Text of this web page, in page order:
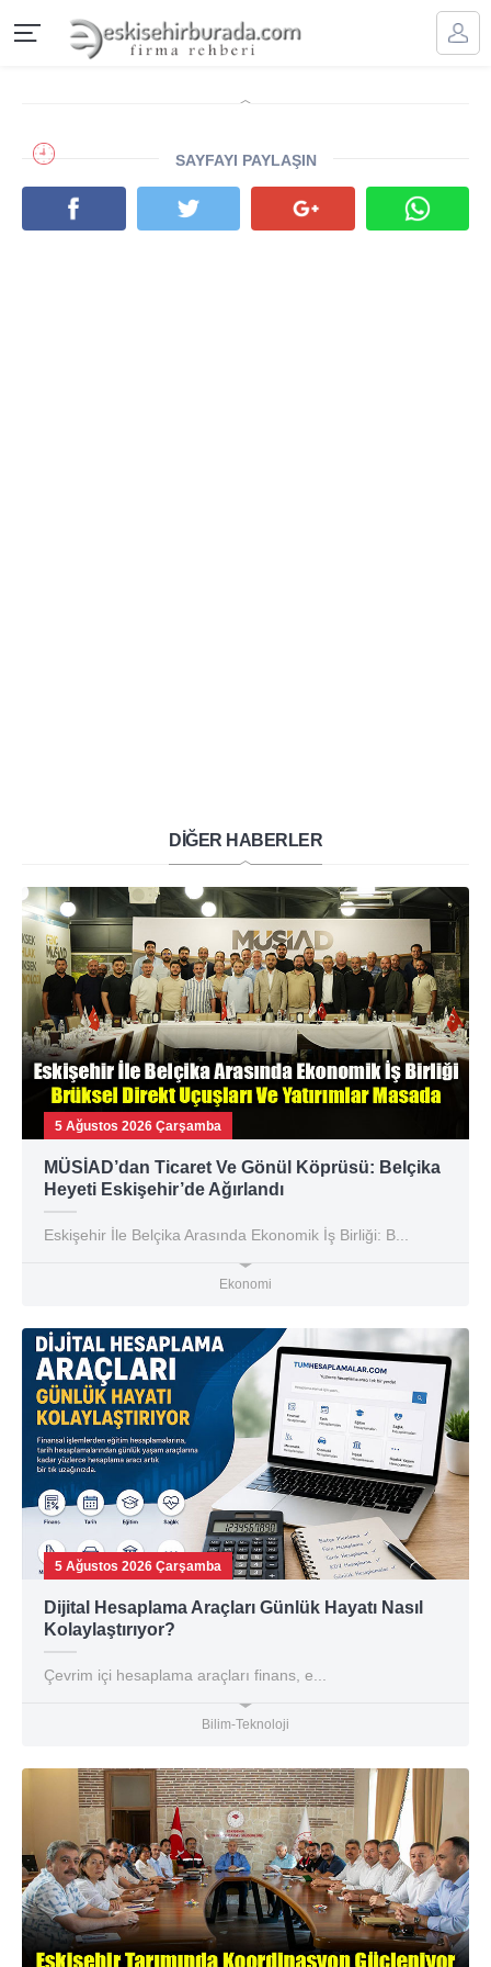
SAYFAYI PAYLAŞIN
DİĞER HABERLER
5 Ağustos 2026 Çarşamba
MÜSİAD’dan Ticaret Ve Gönül Köprüsü: Belçika
Heyeti Eskişehir’de Ağırlandı
Eskişehir İle Belçika Arasında Ekonomik İş Birliği: B...
Ekonomi
5 Ağustos 2026 Çarşamba
Dijital Hesaplama Araçları Günlük Hayatı Nasıl
Kolaylaştırıyor?
Çevrim içi hesaplama araçları finans, e...
Bilim-Teknoloji